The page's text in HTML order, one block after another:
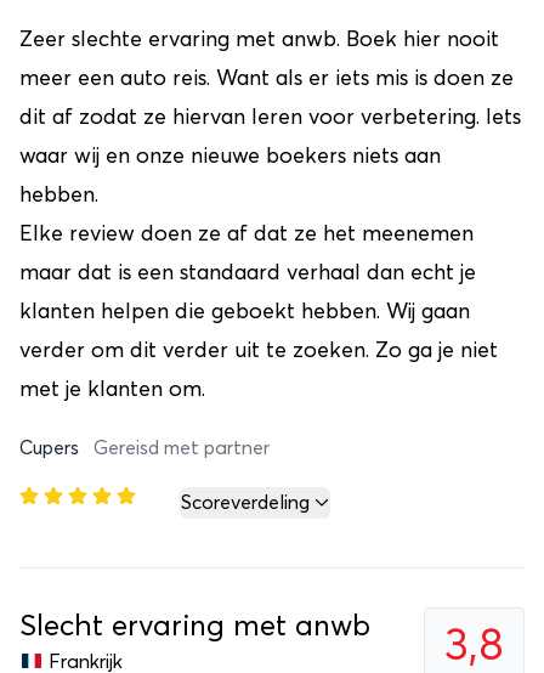
Zeer slechte ervaring met anwb. Boek hier nooit
meer een auto reis. Want als er iets mis is doen ze
dit af zodat ze hiervan leren voor verbetering. Iets
waar wij en onze nieuwe boekers niets aan
hebben.
Elke review doen ze af dat ze het meenemen
maar dat is een standaard verhaal dan echt je
klanten helpen die geboekt hebben. Wij gaan
verder om dit verder uit te zoeken. Zo ga je niet
met je klanten om.
Cupers Gereisd met partner
Scoreverdeling
3,8
Slecht ervaring met anwb
Frankrijk